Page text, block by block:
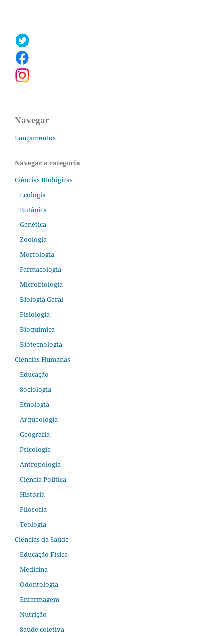
Navegar
Lançamentos
Navegar a categoria
Ciências Biológicas
Ecologia
Botânica
Genética
Zoologia
Morfologia
Farmacologia
Microbiologia
Biologia Geral
Fisiologia
Bioquímica
Biotecnologia
Ciências Humanas
Educação
Sociologia
Etnologia
Arqueologia
Geografia
Psicologia
Antropologia
Ciência Política
História
Filosofia
Teologia
Ciências da Saúde
Educação Física
Medicina
Odontologia
Enfermagem
Nutrição
Saúde coletiva